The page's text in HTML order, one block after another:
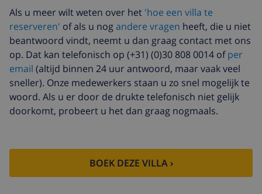
Als u meer wilt weten over het 'hoe een villa te
reserveren' of als u nogandere vragen heeft, die u niet
beantwoord vindt, neemt u dan graag contact met ons
op. Dat kan telefonisch op (+31) (0)30 808 0014 ofper
email (altijd binnen 24 uur antwoord, maar vaak veel
sneller). Onze medewerkers staan u zo snel mogelijk te
woord. Als u er door de drukte telefonisch niet gelijk
doorkomt, probeert u het dan graag nogmaals.
BOEK DEZE VILLA ›